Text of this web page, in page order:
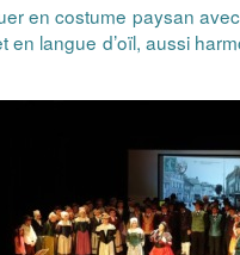
en costume paysan
en langue d’oïl, aussi